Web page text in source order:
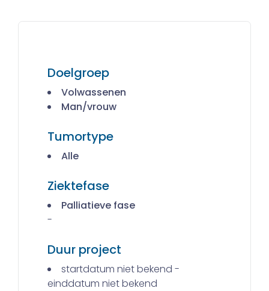
Doelgroep
Volwassenen
Man/vrouw
Tumortype
Alle
Ziektefase
Palliatieve fase
-
Duur project
startdatum niet bekend -
einddatum niet bekend